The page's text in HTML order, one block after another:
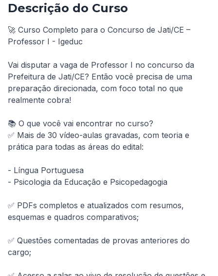
Descrição do Curso
🚀 Curso Completo para o Concurso de Jati/CE –
Professor I - Igeduc
Vai disputar a vaga de Professor I no concurso da
Prefeitura de Jati/CE? Então você precisa de uma
preparação direcionada, com foco total no que
realmente cobra!
📚 O que você vai encontrar no curso?
✅ Mais de 30 vídeo-aulas gravadas, com teoria e
prática para todas as áreas do edital:
- Língua Portuguesa
- Psicologia da Educação e Psicopedagogia
✅ PDFs completos e atualizados com resumos,
esquemas e quadros comparativos;
✅ Questões comentadas de provas anteriores do
cargo;